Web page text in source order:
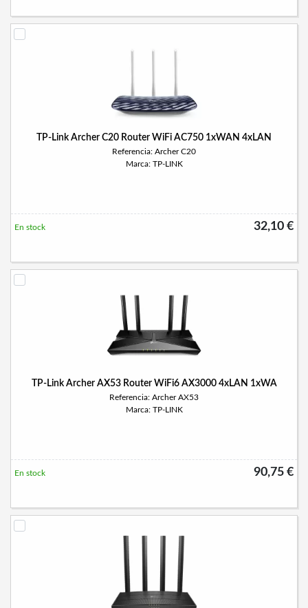
TP-Link Archer C20 Router WiFi AC750 1xWAN 4xLAN
Referencia: Archer C20
Marca: TP-LINK
32,10 €
En stock
TP-Link Archer AX53 Router WiFi6 AX3000 4xLAN 1xWA
Referencia: Archer AX53
Marca: TP-LINK
90,75 €
En stock